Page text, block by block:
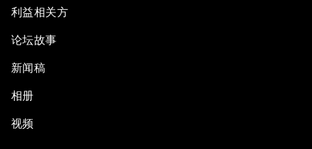
利益相关方
论坛故事
新闻稿
相册
视频